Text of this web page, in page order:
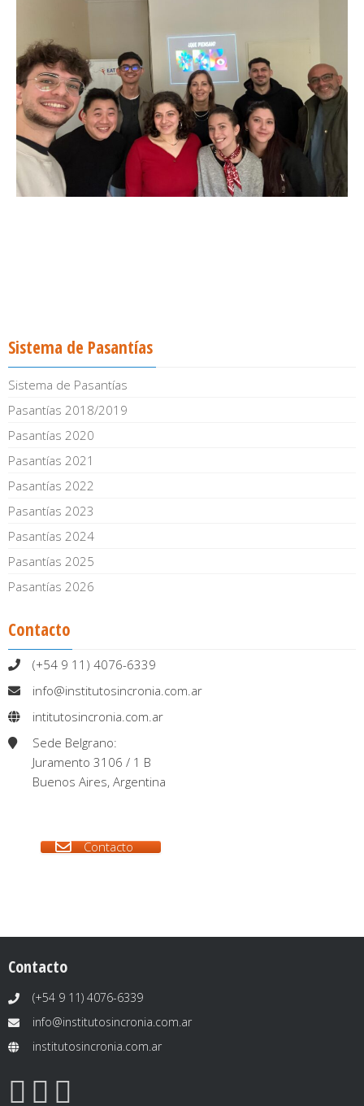
Sistema de Pasantías
Sistema de Pasantías
Pasantías 2018/2019
Pasantías 2020
Pasantías 2021
Pasantías 2022
Pasantías 2023
Pasantías 2024
Pasantías 2025
Pasantías 2026
Contacto
(+54 9 11) 4076-6339
info@institutosincronia.com.ar
intitutosincronia.com.ar
Sede Belgrano:
Juramento 3106 / 1 B
Buenos Aires, Argentina
Contacto
Contacto
(+54 9 11) 4076-6339
info@institutosincronia.com.ar
institutosincronia.com.ar